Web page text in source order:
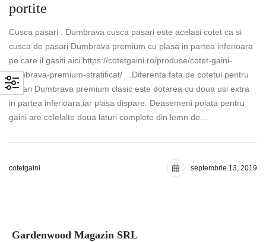
portite
Cusca pasari : Dumbrava cusca pasari este acelasi cotet ca si
cusca de pasari Dumbrava premium cu plasa in partea inferioara
pe care il gasiti aici https://cotetgaini.ro/produse/cotet-gaini-
dumbrava-premium-stratificat/ .Diferenta fata de cotetul pentru
pasari Dumbrava premium clasic este dotarea cu doua usi extra
in partea inferioara,iar plasa dispare. Deasemeni poiata pentru
gaini are celelalte doua laturi complete din lemn de…
cotetgaini septembrie 13, 2019
Gardenwood Magazin SRL